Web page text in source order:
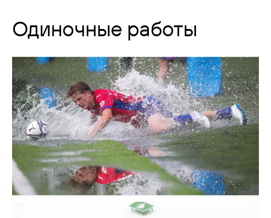
Одиночные работы